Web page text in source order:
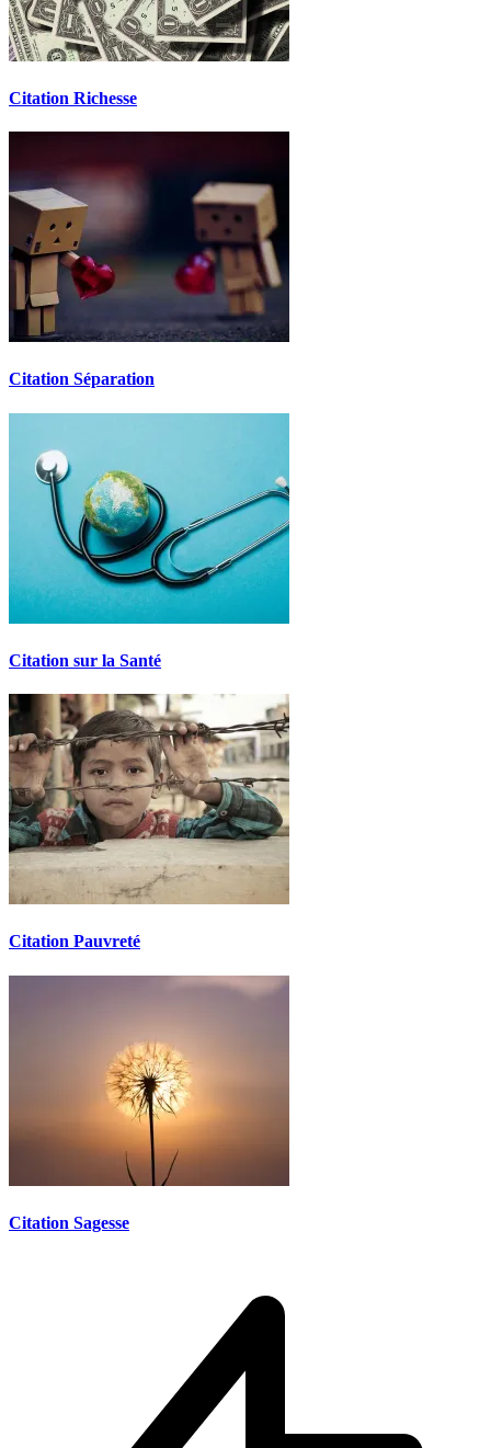
Citation Richesse
Citation Séparation
Citation sur la Santé
Citation Pauvreté
Citation Sagesse